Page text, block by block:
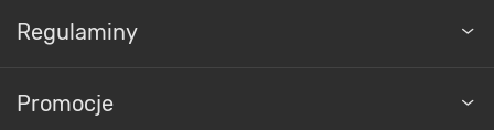
Regulaminy
Promocje